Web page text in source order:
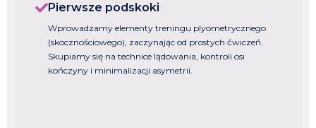
Pierwsze podskoki
Wprowadzamy elementy treningu plyometrycznego
(skocznościowego), zaczynając od prostych ćwiczeń.
Skupiamy się na technice lądowania, kontroli osi
kończyny i minimalizacji asymetrii.